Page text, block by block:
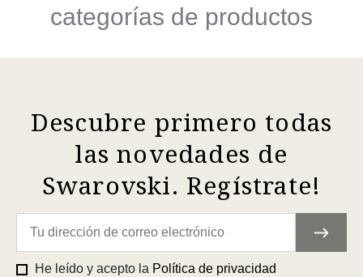
categorías de productos
Descubre primero todas
las novedades de
Swarovski. Regístrate!
He leído y acepto la Política de privacidad